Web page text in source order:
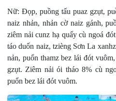
Nữ: Đọp, puồng tấu puaz gzụt,
naiz nhản, nhản cờ naiz gánh,
ziêm nải cunz hạ quấy cù ngoá
táo duốn naiz, tzièng Sơn La
nản, puổn thamz bez lái đót
gzụt. Ziêm nải ói tháo 8% cù
puổn bez lái đót vuôm.